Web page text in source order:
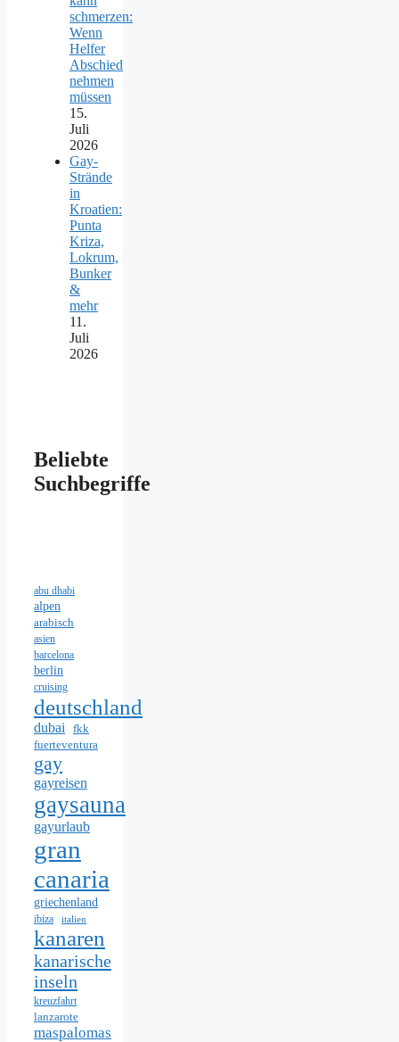
schmerzen:
Wenn
Helfer
Abschied
nehmen
müssen
15.
Juli
2026
Gay-
Strände
in
Kroatien:
Punta
Kriza,
Lokrum,
Bunker
&
mehr
11.
Juli
2026
Beliebte
Suchbegriffe
abu dhabi
alpen
arabisch
asien
barcelona
berlin
cruising
deutschland
dubai
fkk
fuerteventura
gay
gayreisen
gaysauna
gayurlaub
gran
canaria
griechenland
ibiza italien
kanaren
kanarische
inseln
kreuzfahrt
lanzarote
maspalomas